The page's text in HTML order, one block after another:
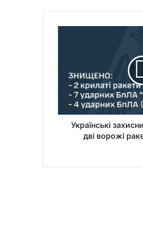
Українські
дві ворожі